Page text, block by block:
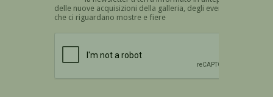
delle nuove acquisizioni della galleria, degli eventi
che ci riguardano mostre e fiere